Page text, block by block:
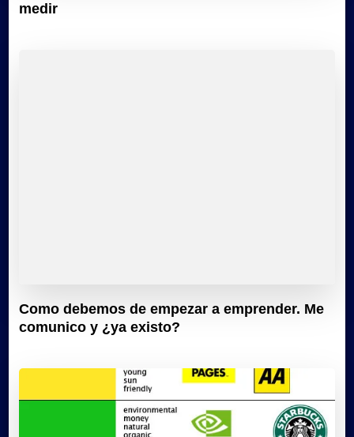
medir
Como debemos de empezar a emprender. Me
comunico y ¿ya existo?